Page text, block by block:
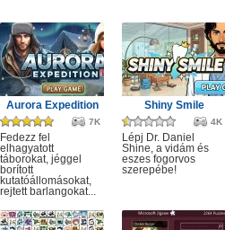
Aurora Expedition
7K
Fedezz fel
elhagyatott
táborokat, jéggel
borított
kutatóállomásokat,
rejtett barlangokat...
Shiny Smile
4K
Lépj Dr. Daniel
Shine, a vidám és
eszes fogorvos
szerepébe!